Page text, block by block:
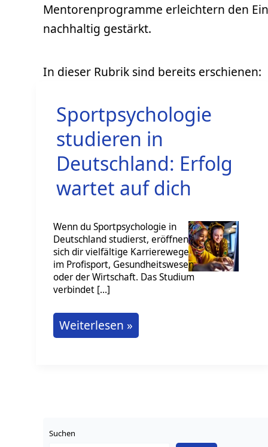
Mentorenprogramme erleichtern den
nachhaltig gestärkt.
Sportpsychologie
studieren in
Deutschland: Erfolg
wartet auf dich
Wenn du Sportpsychologie in
Deutschland studierst, eröffnen
sich dir vielfältige Karrierewege
im Profisport, Gesundheitswesen
oder der Wirtschaft. Das Studium
verbindet […]
Sportpsychologie
auf
Weiterlesen »
Suchen